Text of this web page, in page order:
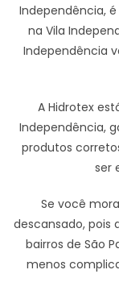
Independência,
na Vila
Independência
A Hidrotex
Independência,
produtos
ser
Se você
descansado, pois
bairros de São
menos